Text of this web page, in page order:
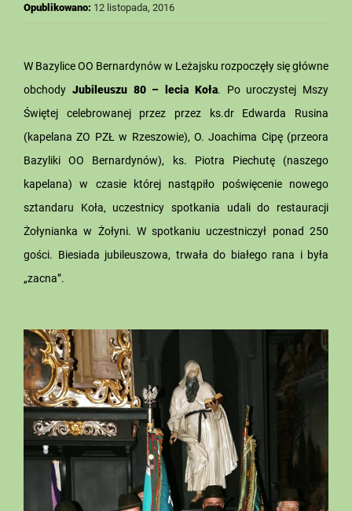
Opublikowano: 12 listopada, 2016
W Bazylice OO Bernardynów w Leżajsku rozpoczęły się główne
obchody Jubileuszu 80 – lecia Koła. Po uroczystej Mszy
Świętej celebrowanej przez przez ks.dr Edwarda Rusina
(kapelana ZO PZŁ w Rzeszowie), O. Joachima Cipę (przeora
Bazyliki OO Bernardynów), ks. Piotra Piechutę (naszego
kapelana) w czasie której nastąpiło poświęcenie nowego
sztandaru Koła, uczestnicy spotkania udali do restauracji
Żołynianka w Żołyni. W spotkaniu uczestniczył ponad 250
gości. Biesiada jubileuszowa, trwała do białego rana i była
„zacna”.